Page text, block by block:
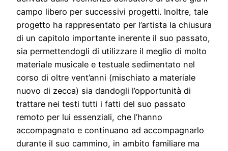
campo libero per successivi progetti. Inoltre, tale
progetto ha rappresentato per l’artista la chiusura
di un capitolo importante inerente il suo passato,
sia permettendogli di utilizzare il meglio di molto
materiale musicale e testuale sedimentato nel
corso di oltre vent’anni (mischiato a materiale
nuovo di zecca) sia dandogli l’opportunità di
trattare nei testi tutti i fatti del suo passato
remoto per lui essenziali, che l’hanno
accompagnato e continuano ad accompagnarlo
durante il suo cammino, in ambito familiare ma